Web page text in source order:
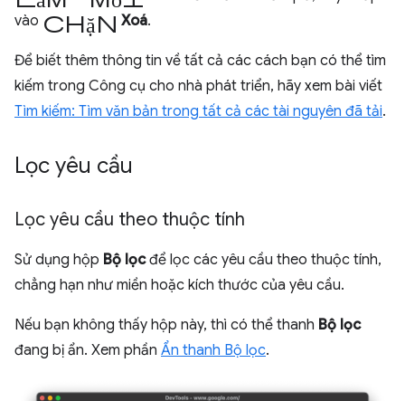
vào chặn Xoá.
Để biết thêm thông tin về tất cả các cách bạn có thể tìm
kiếm trong Công cụ cho nhà phát triển, hãy xem bài viết
Tìm kiếm: Tìm văn bản trong tất cả các tài nguyên đã tải.
Lọc yêu cầu
Lọc yêu cầu theo thuộc tính
Sử dụng hộp Bộ lọcđể lọc các yêu cầu theo thuộc tính,
chẳng hạn như miền hoặc kích thước của yêu cầu.
Nếu bạn không thấy hộp này, thì có thể thanh Bộ lọc
đang bị ẩn. Xem phần Ẩn thanh Bộ lọc.